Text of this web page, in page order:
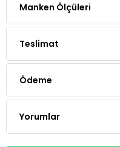
Manken Ölçüleri
Teslimat
Ödeme
Yorumlar